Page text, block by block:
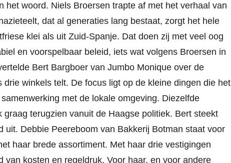
het woord. Niels Broersen trapte af met het verhaal van
dat al generaties lang bestaat, zorgt het hele
klei als uit Zuid-Spanje. Dat doen zij met veel oog
en voorspelbaar beleid, iets wat volgens Broersen in
Bert Bargboer van Jumbo Monique over de
winkels telt. De focus ligt op de kleine dingen die het
met de lokale omgeving. Diezelfde
terugzien vanuit de Haagse politiek. Bert steekt
uit. Debbie Peereboom van Bakkerij Botman staat voor
haar brede assortiment. Met haar drie vestigingen
kosten en regeldruk. Voor haar, en voor andere